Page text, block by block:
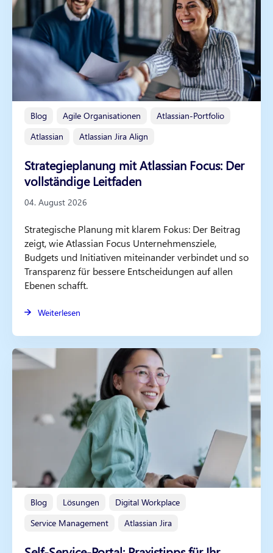
Blog Agile Organisationen
Atlassian-Portfolio
Atlassian
Atlassian Jira Align
Strategieplanung mit Atlassian Focus: Der
vollständige Leitfaden
04. August 2026
Strategische Planung mit klarem Fokus: Der Beitrag
zeigt, wie Atlassian Focus Unternehmensziele,
Budgets und Initiativen miteinander verbindet und so
Transparenz für bessere Entscheidungen auf allen
Ebenen schafft.
Weiterlesen
Blog Lösungen
Digital Workplace
Service Management
Atlassian Jira